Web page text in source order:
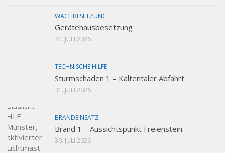
WACHBESETZUNG
Gerätehausbesetzung
31. JULI 2026
TECHNISCHE HILFE
Sturmschaden 1 – Kaltentaler Abfahrt
31. JULI 2026
BRANDEINSATZ
Brand 1 – Aussichtspunkt Freienstein
30. JULI 2026